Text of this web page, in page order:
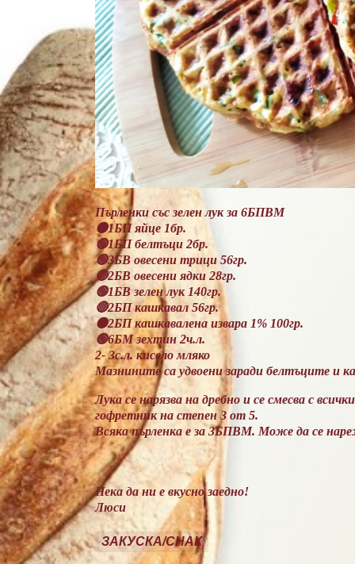
Пърленки със зелен лук за 6БПВМ
🟠1БП яйце 1бр.
🟢1БП белтъци 2бр.
🟢3БВ овесени трици 56гр.
🔴2БВ овесени ядки 28гр.
🟢1БВ зелен лук 140гр.
🔴2БП кашкавал 56гр.
🟠2БП кашкавалена извара 1% 100гр.
🟢6БМ зехтин 2ч.л.
2- 3с.л. кисело мляко
Мазнините са удвоени заради белтъците и
Лука се нарязва на дребно и се смесва с
гофретник на степен 3 от 5.
Всяка пърленка е за 3БПВМ. Може да се
Нека да ни е вкусно заедно!
Люси
ЗАКУСКА/СНАК